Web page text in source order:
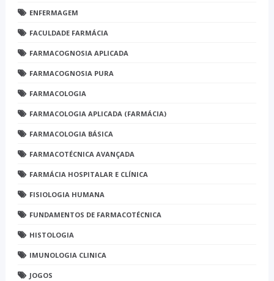
ENFERMAGEM
FACULDADE FARMÁCIA
FARMACOGNOSIA APLICADA
FARMACOGNOSIA PURA
FARMACOLOGIA
FARMACOLOGIA APLICADA (FARMÁCIA)
FARMACOLOGIA BÁSICA
FARMACOTÉCNICA AVANÇADA
FARMÁCIA HOSPITALAR E CLÍNICA
FISIOLOGIA HUMANA
FUNDAMENTOS DE FARMACOTÉCNICA
HISTOLOGIA
IMUNOLOGIA CLINICA
JOGOS